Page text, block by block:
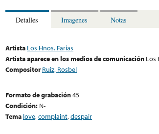
Detalles Imagenes Notas
Artista Los Hnos. Farias
Artista aparece en los medios de comunicación Los
Compositor Ruiz, Rosbel
Formato de grabación45
Condición: N-
Tema love,complaint,despair